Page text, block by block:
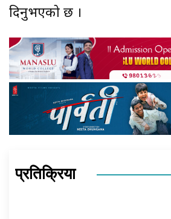
दिनुभएको छ ।
प्रतिक्रिया